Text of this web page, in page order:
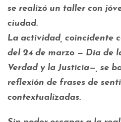
se realizó un taller con
ciudad.
La actividad, coincidente
del 24 de marzo — Día de
Verdad y la Justicia—, se
reflexión de frases de
contextualizadas.